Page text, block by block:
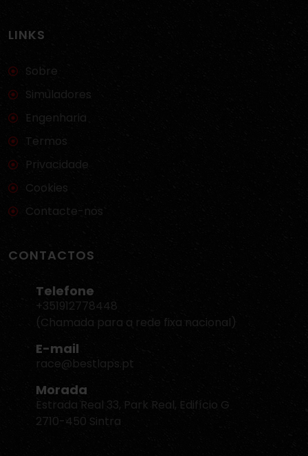
LINKS
Sobre
Simuladores
Engenharia
Termos
Privacidade
Cookies
Contacte-nos
CONTACTOS
Telefone
+351912778448
(Chamada para a rede fixa nacional)
E-mail
race@bestlaps.pt
Morada
Estrada Real 33, Park Real, Edifício G
2710-450 Sintra